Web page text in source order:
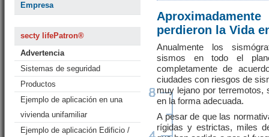
Empresa
secty lifePatron®
Advertencia
Sistemas de seguridad
Productos
Ejemplo de aplicación en una
vivienda unifamiliar
Ejemplo de aplicación Edificio /
perdieron la Vida
Anualmente los
sismos en todo el
completamente de
ciudades con riesgos de
muy lejano por terremotos,
en la forma adecuada.
A pesar de que las
rígidas y estrictas, miles